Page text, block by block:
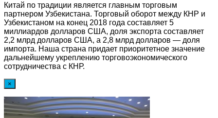
Китай по традиции является главным торговым
партнером Узбекистана. Торговый оборот между КНР и
Узбекистаном на конец 2018 года составляет 5
миллиардов долларов США, доля экспорта составляет
2,2 млрд долларов США, а 2,8 млрд долларов — доля
импорта. Наша страна придает приоритетное значение
дальнейшему укреплению торговоэкономического
сотрудничества с КНР.
×